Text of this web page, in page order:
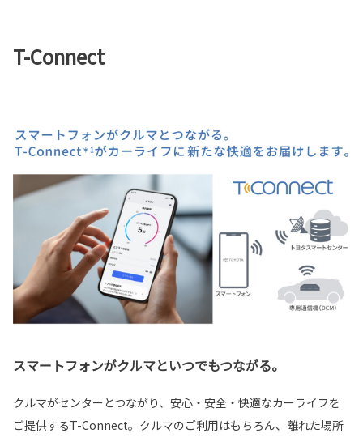
T-Connect
スマートフォンがクルマといつでもつながる。
クルマがセンターとつながり、安心・安全・快適なカーライフを
ご提供するT-Connect。クルマのご利用はもちろん、離れた場所